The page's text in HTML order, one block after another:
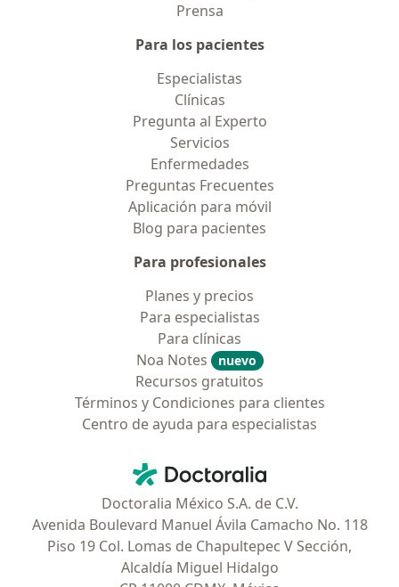
Prensa
Para los pacientes
Especialistas
Clínicas
Pregunta al Experto
Servicios
Enfermedades
Preguntas Frecuentes
Aplicación para móvil
Blog para pacientes
Para profesionales
Planes y precios
Para especialistas
Para clínicas
Noa Notes
nuevo
Recursos gratuitos
Términos y Condiciones para clientes
Centro de ayuda para especialistas
Doctoralia - Página de inicio
Doctoralia México S.A. de C.V.
Avenida Boulevard Manuel Ávila Camacho No. 118
Piso 19 Col. Lomas de Chapultepec V Sección,
Alcaldía Miguel Hidalgo